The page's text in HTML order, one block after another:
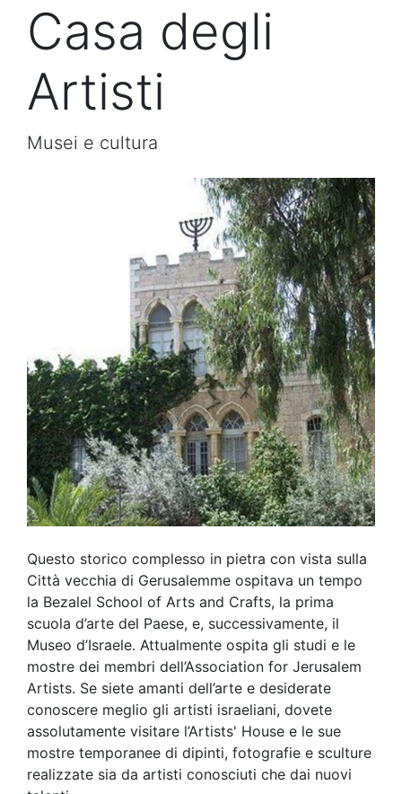
Casa degli
Artisti
Musei e cultura
Questo storico complesso in pietra con vista sulla
Città vecchia di Gerusalemme ospitava un tempo
la Bezalel School of Arts and Crafts, la prima
scuola d’arte del Paese, e, successivamente, il
Museo d’Israele. Attualmente ospita gli studi e le
mostre dei membri dell’Association for Jerusalem
Artists. Se siete amanti dell’arte e desiderate
conoscere meglio gli artisti israeliani, dovete
assolutamente visitare l’Artists' House e le sue
mostre temporanee di dipinti, fotografie e sculture
realizzate sia da artisti conosciuti che dai nuovi